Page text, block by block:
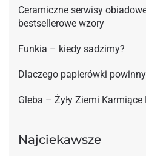
Ceramiczne serwisy
bestsellerowe wzory
Funkia – kiedy sadzimy?
Dlaczego papierówki
Gleba – Żyły Ziemi
Najciekawsze